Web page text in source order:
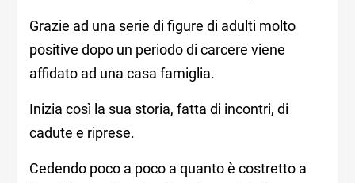
Grazie ad una serie di figure di adulti molto
positive dopo un periodo di carcere viene
affidato ad una casa famiglia.
Inizia così la sua storia, fatta di incontri, di
cadute e riprese.
Cedendo poco a poco a quanto è costretto a